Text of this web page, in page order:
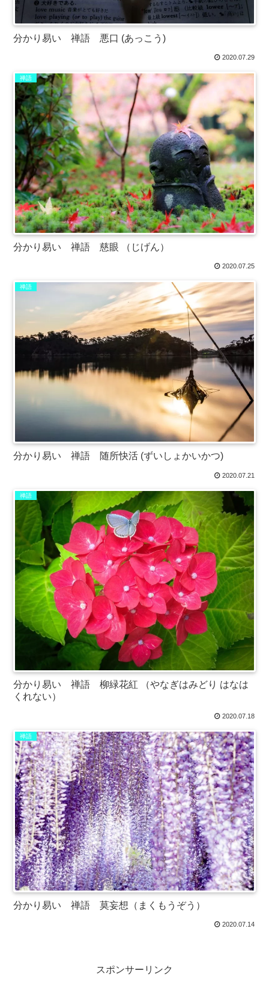
分かり易い 禅語 悪口 (あっこう)
2020.07.29
禅語
分かり易い 禅語 慈眼 （じげん）
2020.07.25
禅語
分かり易い 禅語 随所快活 (ずいしょかいかつ)
2020.07.21
禅語
分かり易い 禅語 柳緑花紅 （やなぎはみどり はなは
くれない）
2020.07.18
禅語
分かり易い 禅語 莫妄想（まくもうぞう）
2020.07.14
スポンサーリンク